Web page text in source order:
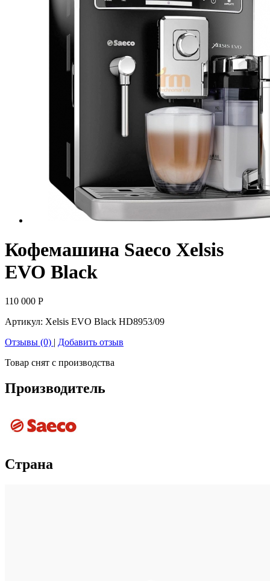
Кофемашина Saeco Xelsis
EVO Black
110 000 Р
Артикул: Xelsis EVO Black HD8953/09
Отзывы (0) | Добавить отзыв
Товар снят с производства
Производитель
Страна